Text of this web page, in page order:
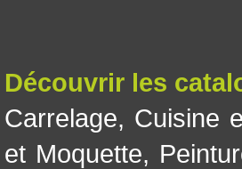
Découvrir les
Carrelage, Cuisine
et Moquette,